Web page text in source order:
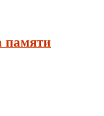
памяти